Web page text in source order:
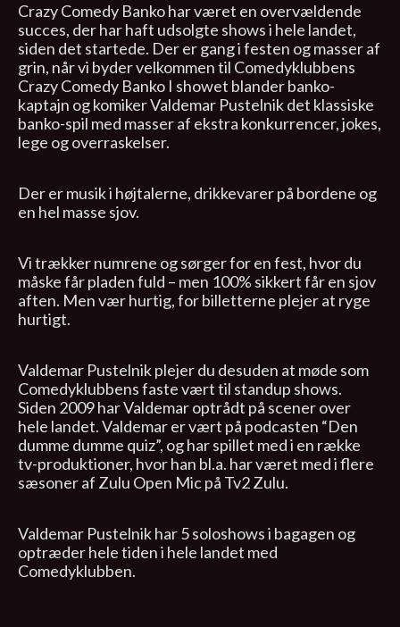
Crazy Comedy Banko har været en overvældende
succes, der har haft udsolgte shows i hele landet,
siden det startede. Der er gang i festen og masser af
grin, når vi byder velkommen til Comedyklubbens
Crazy Comedy Banko I showet blander banko-
kaptajn og komiker Valdemar Pustelnik det klassiske
banko-spil med masser af ekstra konkurrencer, jokes,
lege og overraskelser.
Der er musik i højtalerne, drikkevarer på bordene og
en hel masse sjov.
Vi trækker numrene og sørger for en fest, hvor du
måske får pladen fuld – men 100% sikkert får en sjov
aften. Men vær hurtig, for billetterne plejer at ryge
hurtigt.
Valdemar Pustelnik plejer du desuden at møde som
Comedyklubbens faste vært til standup shows.
Siden 2009 har Valdemar optrådt på scener over
hele landet. Valdemar er vært på podcasten “Den
dumme dumme quiz”, og har spillet med i en række
tv-produktioner, hvor han bl.a. har været med i flere
sæsoner af Zulu Open Mic på Tv2 Zulu.
Valdemar Pustelnik har 5 soloshows i bagagen og
optræder hele tiden i hele landet med
Comedyklubben.